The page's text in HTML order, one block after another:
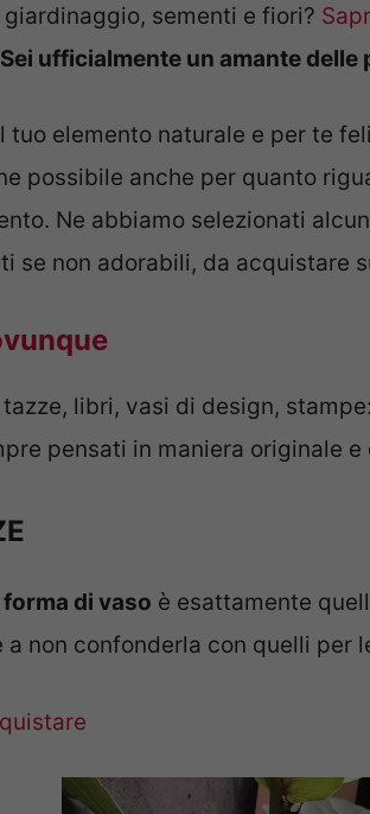
sementi e fiori?
Sei ufficialmente un amante delle
tuo elemento naturale e per te
possibile anche per quanto
Ne abbiamo selezionati
se non adorabili, da acquistare
libri, vasi di design,
pensati in maniera originale
di vaso è esattamente
a non confonderla con quelli per